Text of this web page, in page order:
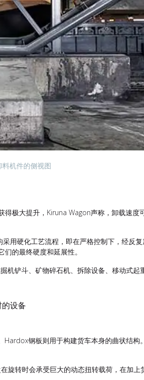
料机件的侧视图
极大提升，Kiruna Wagon声称，卸载速
用硬化工艺流程，即在严格控制下，经反
的最终硬度和延展性。
铲斗、矿物碎石机、拆除设备、移动式起
设备
钢板则用于构建货车本身的曲状结
旋转时会承受巨大的动态扭转载荷，在加